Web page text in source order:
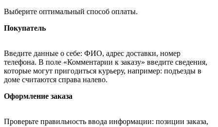
Выберите оптимальный способ оплаты.
Покупатель
Введите данные о себе: ФИО, адрес доставки, номер
телефона. В поле «Комментарии к заказу» введите сведения,
которые могут пригодиться курьеру, например: подъезды в
доме считаются справа налево.
Оформление заказа
Проверьте правильность ввода информации: позиции заказа,